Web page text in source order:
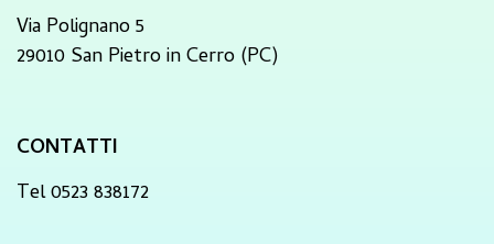
Via Polignano 5
29010 San Pietro in Cerro (PC)
CONTATTI
Tel 0523 838172